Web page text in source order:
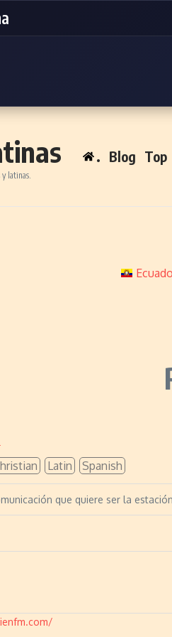
latinas.
. Blog Top
Latin Spanish
que quiere ser la